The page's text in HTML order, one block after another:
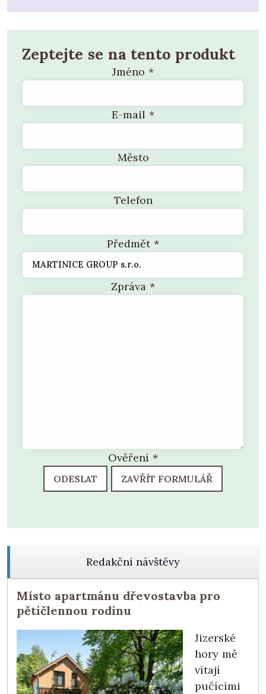
Zeptejte se na tento produkt
Jméno *
E-mail *
Město
Telefon
Předmět*
Zpráva *
Ověření *
ODESLAT ZAVŘÍT FORMULÁŘ
Redakční návštěvy
Místo apartmánu dřevostavba pro
pětičlennou rodinu
Jizerské
hory mě
vítají
pučícími